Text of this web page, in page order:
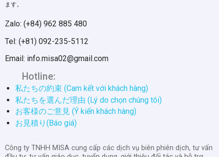
ます。
Zalo: (+84) 962 885 480
Tel: (+81) 092-235-5112
Email: info.misa02@gmail.com
Hotline:
私たちの約束 (Cam kết với khách hàng)
私たちを選んだ理由 (Lý do chọn chúng tôi)
お客様のご意見 (Ý kiến khách hàng)
お見積り(Báo giá)
Công ty TNHH MISA cung cấp các dịch vụ biên phiên dịch, tư vấn